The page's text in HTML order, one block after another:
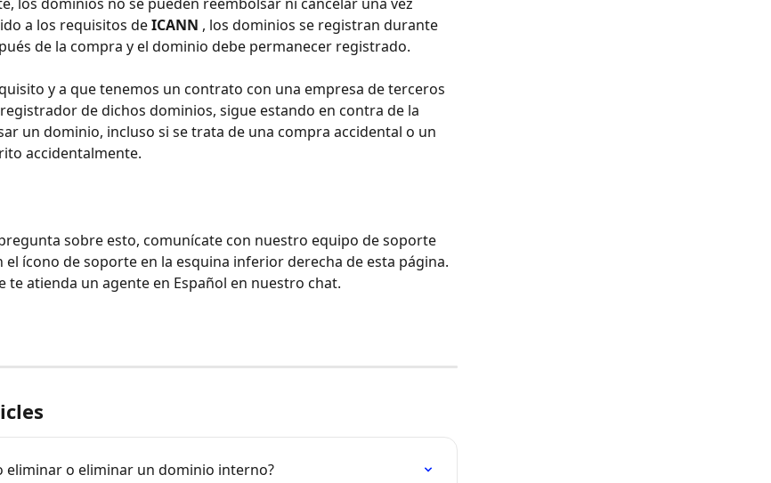
a los requisitos de ICANN , los dominios se registran durante
de la compra y el dominio debe permanecer registrado.
y a que tenemos un contrato con una empresa de terceros
de dichos dominios, sigue estando en contra de la
un dominio, incluso si se trata de una compra accidental o un
accidentalmente.
sobre esto, comunícate con nuestro equipo de soporte
el ícono de soporte en la esquina inferior derecha de esta página.
te atienda un agente en Español en nuestro chat.
eliminar o eliminar un dominio interno?